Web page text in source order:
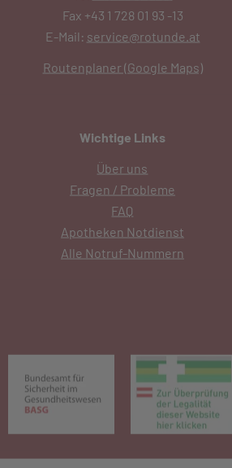
Fax +43 1 728 01 93 -13
E-Mail: service@rotunde.at
Routenplaner (Google Maps)
Wichtige Links
Über uns
Fragen / Probleme
FAQ
Apotheken Notdienst
Alle Notruf-Nummern
(öffnet in neuem Tab)